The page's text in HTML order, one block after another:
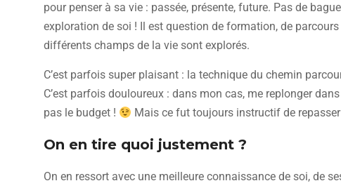
pour penser à sa vie : passée, présente, future. Pas de
exploration de soi ! Il est question de formation, de
différents champs de la vie sont explorés.
C’est parfois super plaisant : la technique du chemin
C’est parfois douloureux : dans mon cas, me replonger
pas le budget !
Mais ce fut toujours instructif de
On en tire quoi justement ?
On en ressort avec une meilleure connaissance de soi, de